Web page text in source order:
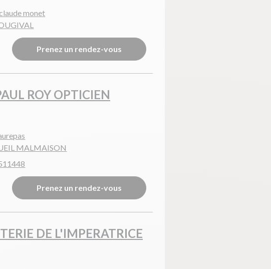
monet
Prenez un rendez-vous
ROY OPTICIEN
MALMAISON
Prenez un rendez-vous
DE L'IMPERATRICE